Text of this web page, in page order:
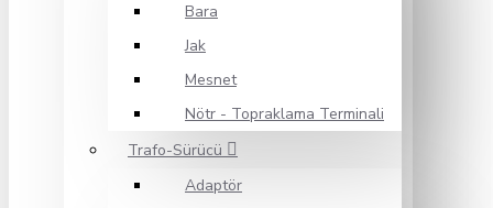
Bara
Jak
Mesnet
Nötr - Topraklama Terminali
Trafo-Sürücü
Adaptör